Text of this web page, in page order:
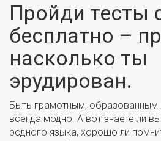
Пройди тесты
бесплатно –
насколько ты
эрудирован.
Быть грамотным, образованным
всегда модно. А вот знаете ли
родного языка, хорошо ли